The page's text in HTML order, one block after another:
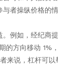
者操纵价格的情
例如，经纪商
的方向移动 1%
来说，杠杆可